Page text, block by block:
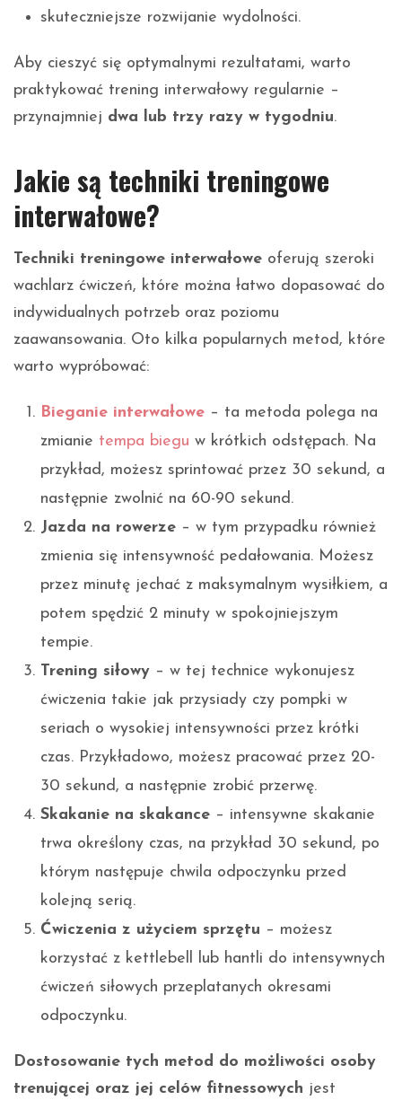
skuteczniejsze rozwijanie wydolności.
Aby cieszyć się optymalnymi rezultatami, warto
praktykować trening interwałowy regularnie –
przynajmniej dwa lub trzy razy w tygodniu.
Jakie są techniki treningowe
interwałowe?
Techniki treningowe interwałowe oferują szeroki
wachlarz ćwiczeń, które można łatwo dopasować do
indywidualnych potrzeb oraz poziomu
zaawansowania. Oto kilka popularnych metod, które
warto wypróbować:
Bieganie interwałowe – ta metoda polega na
zmianie tempa biegu w krótkich odstępach. Na
przykład, możesz sprintować przez 30 sekund, a
następnie zwolnić na 60-90 sekund.
Jazda na rowerze – w tym przypadku również
zmienia się intensywność pedałowania. Możesz
przez minutę jechać z maksymalnym wysiłkiem, a
potem spędzić 2 minuty w spokojniejszym
tempie.
Trening siłowy – w tej technice wykonujesz
ćwiczenia takie jak przysiady czy pompki w
seriach o wysokiej intensywności przez krótki
czas. Przykładowo, możesz pracować przez 20-
30 sekund, a następnie zrobić przerwę.
Skakanie na skakance – intensywne skakanie
trwa określony czas, na przykład 30 sekund, po
którym następuje chwila odpoczynku przed
kolejną serią.
Ćwiczenia z użyciem sprzętu – możesz
korzystać z kettlebell lub hantli do intensywnych
ćwiczeń siłowych przeplatanych okresami
odpoczynku.
Dostosowanie tych metod do możliwości osoby
trenującej oraz jej celów fitnessowych jest